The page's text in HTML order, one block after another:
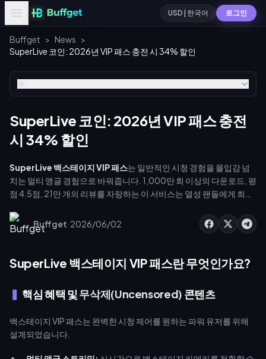
USD | 한국어 로그인
Buffget > News >
SuperLive 코인: 2026년 VIP 패스 충전 시 34% 할인
SuperLive 코인: 2026년 VIP 패스 충전
시 34% 할인
SuperLive 백스테이지 VIP 패스는 일반적인 시청 경험을 몰입감 넘
치는 멀티 앵글 경험으로 바꿔줍니다. 1,000만 회 이상의 다운로드, 평
점 4.5점, 21만 개의 리뷰를 자랑하는 이 서비스는 열성 팬들에게 최고
비하인드 멀티캠 스트리밍을 시청할 수 있습니다. 끊김 없는 이용과 코
인 효율을 극대화하려면 buffget에서 [SuperLive 신뢰할 수 있는 토큰
요. 인앱 결제의 높은 비용을 우회하여 더 높은 VIP 등급에 더 많은 리소
스를 투자할 수 있습니다.
Buffget·2026/06/02
SuperLive 백스테이지 VIP 패스란 무엇인가요?
핵심 혜택 및무삭제(Uncensored) 콘텐츠
백스테이지 VIP 패스는 완벽한 시청 제어를 원하는 파워 유저를 위해
설계되었습니다.